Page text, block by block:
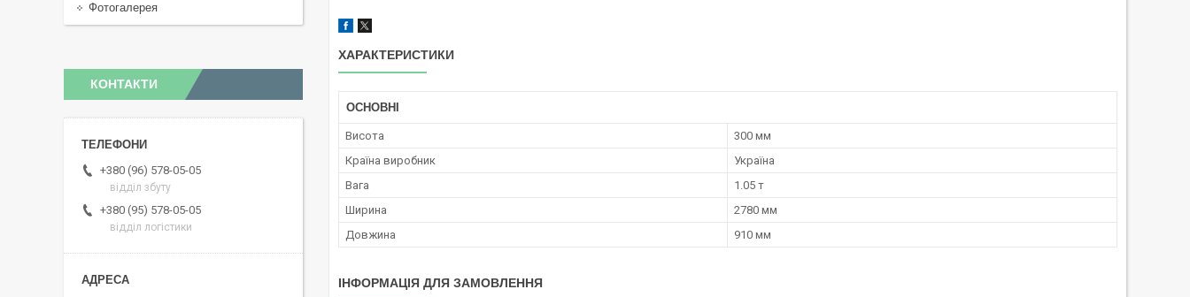
ХАРАКТЕРИСТИКИ
ОСНОВНІ
Висота
300 мм
Країна виробник
Україна
Вага
1.05 т
Ширина
2780 мм
Довжина
910 мм
ІНФОРМАЦІЯ ДЛЯ ЗАМОВЛЕННЯ
Фотогалерея
КОНТАКТИ
+380 (96) 578-05-05
відділ збуту
+380 (95) 578-05-05
відділ логістики